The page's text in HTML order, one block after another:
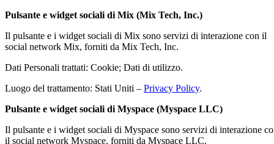
Pulsante e widget sociali di Mix (Mix Tech, Inc.)
Il pulsante e i widget sociali di Mix sono servizi di interazione con il
social network Mix, forniti da Mix Tech, Inc.
Dati Personali trattati: Cookie; Dati di utilizzo.
Luogo del trattamento: Stati Uniti – Privacy Policy.
Pulsante e widget sociali di Myspace (Myspace LLC)
Il pulsante e i widget sociali di Myspace sono servizi di interazione
il social network Myspace, forniti da Myspace LLC.